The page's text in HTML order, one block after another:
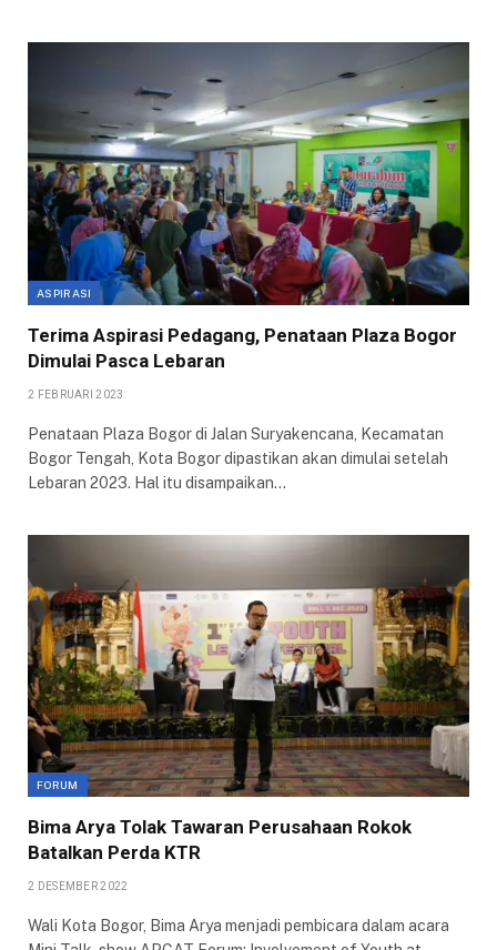
ASPIRASI
Terima Aspirasi Pedagang, Penataan Plaza Bogor
Dimulai Pasca Lebaran
2 FEBRUARI 2023
Penataan Plaza Bogor di Jalan Suryakencana, Kecamatan
Bogor Tengah, Kota Bogor dipastikan akan dimulai setelah
Lebaran 2023. Hal itu disampaikan…
FORUM
Bima Arya Tolak Tawaran Perusahaan Rokok
Batalkan Perda KTR
2 DESEMBER 2022
Wali Kota Bogor, Bima Arya menjadi pembicara dalam acara